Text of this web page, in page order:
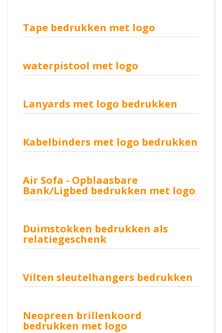
Tape bedrukken met logo
waterpistool met logo
Lanyards met logo bedrukken
Kabelbinders met logo bedrukken
Air Sofa - Opblaasbare
Bank/Ligbed bedrukken met logo
Duimstokken bedrukken als
relatiegeschenk
Vilten sleutelhangers bedrukken
Neopreen brillenkoord
bedrukken met logo